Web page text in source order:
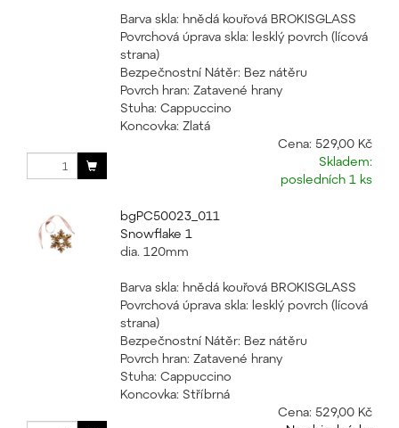
Barva skla: hnědá kouřová BROKISGLASS
Povrchová úprava skla: lesklý povrch (lícová
strana)
Bezpečnostní Nátěr: Bez nátěru
Povrch hran: Zatavené hrany
Stuha: Cappuccino
Koncovka: Zlatá
Cena: 529,00 Kč
Skladem:
posledních 1 ks
bgPC50023_011
Snowflake 1
dia. 120mm
Barva skla: hnědá kouřová BROKISGLASS
Povrchová úprava skla: lesklý povrch (lícová
strana)
Bezpečnostní Nátěr: Bez nátěru
Povrch hran: Zatavené hrany
Stuha: Cappuccino
Koncovka: Stříbrná
Cena: 529,00 Kč